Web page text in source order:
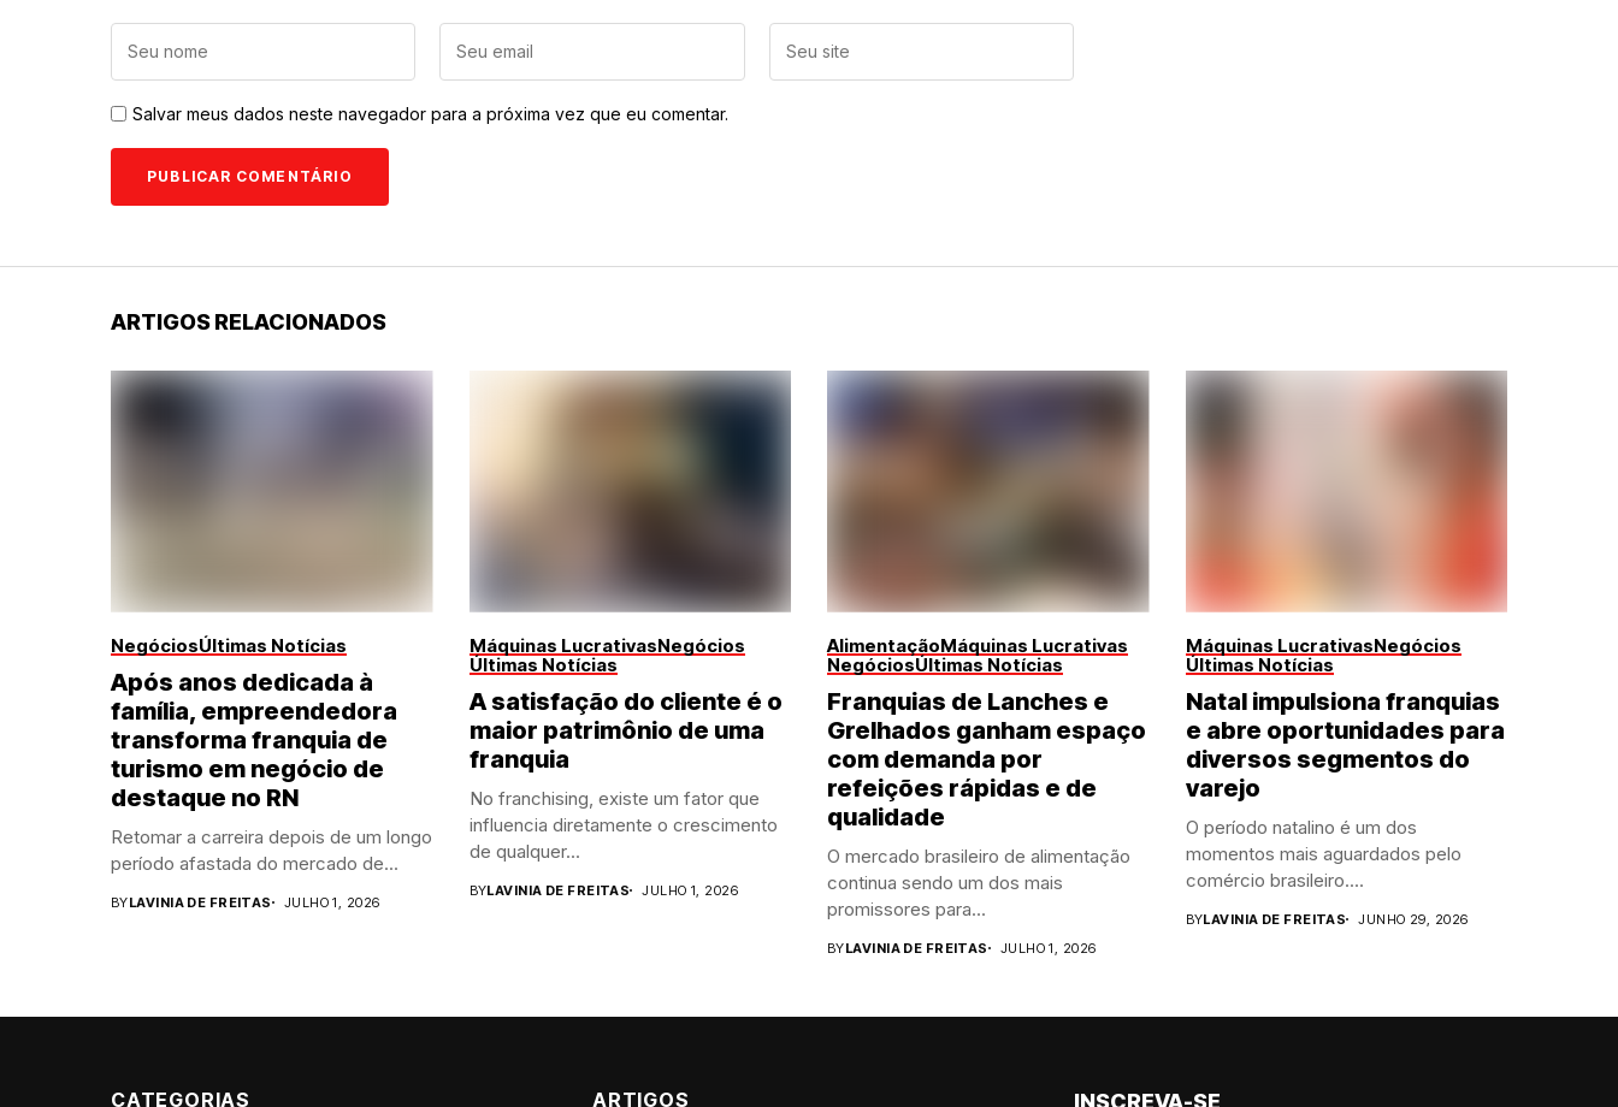
Salvar meus dados neste navegador para a próxima vez que eu comentar.
ARTIGOS RELACIONADOS
NegóciosÚltimas Notícias
Após anos dedicada à
família, empreendedora
transforma franquia de
turismo em negócio de
destaque no RN
Retomar a carreira depois de um longo
período afastada do mercado de...
BYLAVINIA DE FREITAS JULHO 1, 2026
Máquinas LucrativasNegócios
Últimas Notícias
A satisfação do cliente é o
maior patrimônio de uma
franquia
No franchising, existe um fator que
influencia diretamente o crescimento
de qualquer...
BYLAVINIA DE FREITAS JULHO 1, 2026
AlimentaçãoMáquinas Lucrativas
NegóciosÚltimas Notícias
Franquias de Lanches e
Grelhados ganham espaço
com demanda por
refeições rápidas e de
qualidade
O mercado brasileiro de alimentação
continua sendo um dos mais
promissores para...
BYLAVINIA DE FREITAS JULHO 1, 2026
Máquinas LucrativasNegócios
Últimas Notícias
Natal impulsiona franquias
e abre oportunidades para
diversos segmentos do
varejo
O período natalino é um dos
momentos mais aguardados pelo
comércio brasileiro....
BYLAVINIA DE FREITAS JUNHO 29, 2026
CATEGORIAS ARTIGOS INSCREVA-SE